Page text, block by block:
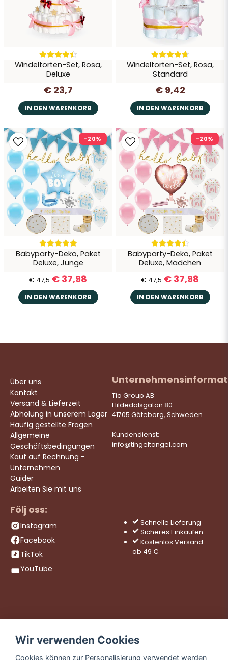
Windeltorten-Set, Rosa,
Deluxe
€ 23,7
IN DEN WARENKORB
Windeltorten-Set, Rosa,
Standard
€ 9,42
IN DEN WARENKORB
Babyparty-Deko, Paket
Deluxe, Junge
€ 47,5 € 37,98
IN DEN WARENKORB
-20%
Babyparty-Deko, Paket
Deluxe, Mädchen
€ 47,5 € 37,98
IN DEN WARENKORB
-20%
Über uns
Kontakt
Versand & Lieferzeit
Abholung in unserem Lager
Häufig gestellte Fragen
Allgemeine
Geschäftsbedingungen
Kauf auf Rechnung -
Unternehmen
Guider
Arbeiten Sie mit uns
Tia Group AB
Hildedalsgatan 80
41705 Göteborg, Schweden
Kundendienst:
info@tingeltangel.com
Följ oss:
Instagram
Facebook
TikTok
YouTube
Schnelle Lieferung
Sicheres Einkaufen
Kostenlos Versand
ab 49 €
Wir verwenden Cookies
Cookies können zur Personalisierung verwendet werden